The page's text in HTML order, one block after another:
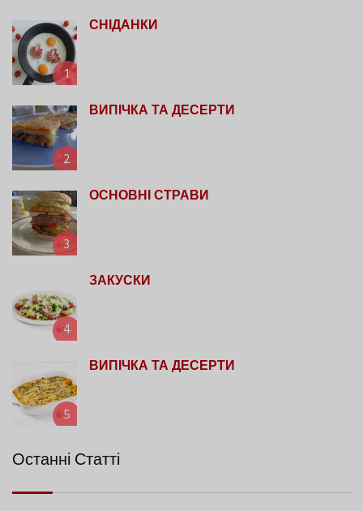
1
СНІДАНКИ
2
ВИПІЧКА ТА ДЕСЕРТИ
3
ОСНОВНІ СТРАВИ
4
ЗАКУСКИ
5
ВИПІЧКА ТА ДЕСЕРТИ
Останні Статті